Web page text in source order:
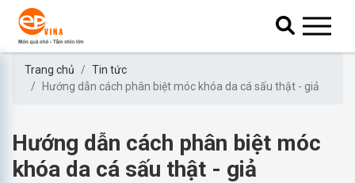
Trang chủ
Tin tức
Hướng dẫn cách phân biệt móc khóa da cá sấu thật - giả
Hướng dẫn cách phân biệt móc
khóa da cá sấu thật - giả